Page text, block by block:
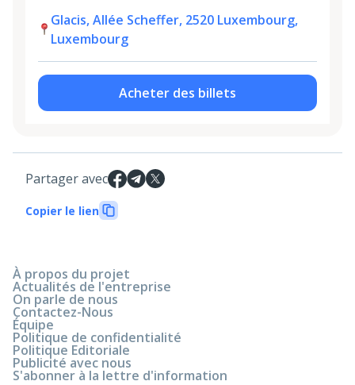
Glacis, Allée Scheffer, 2520 Luxembourg,
Luxembourg
Acheter des billets
Partager avec
Copier le lien
À propos du projet
Actualités de l'entreprise
On parle de nous
Contactez-Nous
Équipe
Politique de confidentialité
Politique Editoriale
Publicité avec nous
S'abonner à la lettre d'information